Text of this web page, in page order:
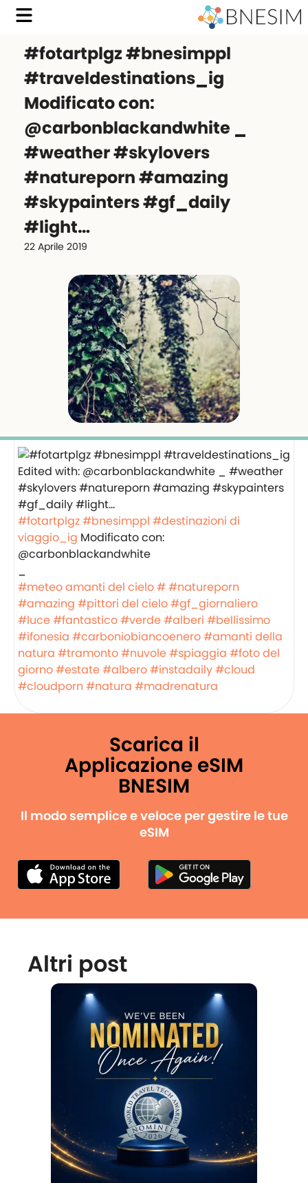
#fotartplgz #bnesimppl
#traveldestinations_ig
Modificato con:
@carbonblackandwhite _
#weather #skylovers
#natureporn #amazing
#skypainters #gf_daily
#light…
22 Aprile 2019
#fotartplgz#bnesimppl #destinazioni di
viaggio_ig Modificato con:
@carbonblackandwhite
_
#meteoamanti del cielo ##natureporn
#amazing #pittori del cielo#gf_giornaliero
#luce#fantastico#verde#alberi #bellissimo
#ifonesia #carboniobiancoenero#amanti della
natura #tramonto#nuvole#spiaggia #foto del
giorno#estate#albero#instadaily#cloud
#cloudporn #natura #madrenatura
Scarica il
Applicazione eSIM
BNESIM
Il modo semplice e veloce per gestire le tue
eSIM
Altri post